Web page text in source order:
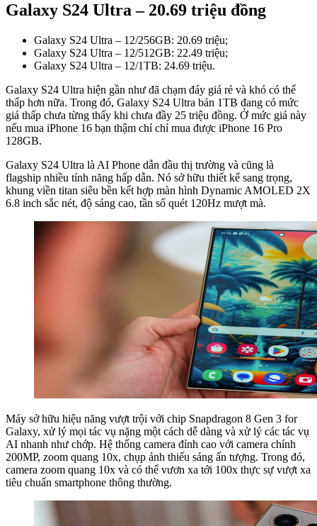
Galaxy S24 Ultra – 20.69 triệu đồng
Galaxy S24 Ultra – 12/256GB: 20.69 triệu;
Galaxy S24 Ultra – 12/512GB: 22.49 triệu;
Galaxy S24 Ultra – 12/1TB: 24.69 triệu.
Galaxy S24 Ultra hiện gần như đã chạm đáy giá rẻ và khó có thể
thấp hơn nữa. Trong đó, Galaxy S24 Ultra bản 1TB đang có mức
giá thấp chưa từng thấy khi chưa đầy 25 triệu đồng. Ở mức giá này
nếu mua iPhone 16 bạn thậm chỉ chỉ mua được iPhone 16 Pro
128GB.
Galaxy S24 Ultra là AI Phone dẫn đầu thị trường và cũng là
flagship nhiều tính năng hấp dẫn. Nó sở hữu thiết kế sang trọng,
khung viền titan siêu bền kết hợp màn hình Dynamic AMOLED 2X
6.8 inch sắc nét, độ sáng cao, tần số quét 120Hz mượt mà.
Máy sở hữu hiệu năng vượt trội với chip Snapdragon 8 Gen 3 for
Galaxy, xử lý mọi tác vụ nặng một cách dễ dàng và xử lý các tác vụ
AI nhanh như chớp. Hệ thống camera đỉnh cao với camera chính
200MP, zoom quang 10x, chụp ảnh thiếu sáng ấn tượng. Trong đó,
camera zoom quang 10x và có thể vươn xa tới 100x thực sự vượt xa
tiêu chuẩn smartphone thông thường.